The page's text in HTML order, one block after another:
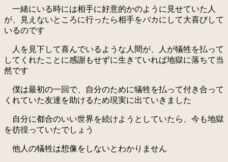
一緒にいる時には相手に好意的かのように見せていた人
が、見えないところに行ったら相手をバカにして大喜びして
いるのです
人を見下して喜んでいるような人間が、人が犠牲を払って
してくれたことに感謝もせずに生きていれば地獄に落ちて当
然です
僕は最初の一回で、自分のために犠牲を払って付き合って
くれていた友達を助けるため現実に出ていきました
自分に都合のいい世界を続けようとしていたら、今も地獄
を彷徨っていたでしょう
他人の犠牲は想像をしないとわかりません